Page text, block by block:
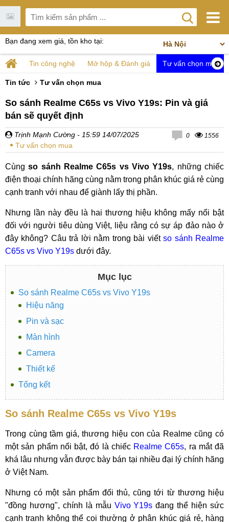
Bạn đang xem giá, tồn kho tại:
Tin công nghệ Mở hộp & Đánh giá Tư vấn chọn mua
Tin tức Tư vấn chọn mua
So sánh Realme C65s vs Vivo Y19s: Pin và giá
bán sẽ quyết định
Trịnh Mạnh Cường - 15:59 14/07/2025
Tư vấn chọn mua
0 1556
Cùngso sánh Realme C65s vs Vivo Y19s, những chiếc
điện thoại chính hãng cùng nằm trong phân khúc giá rẻ cùng
cạnh tranh với nhau để giành lấy thị phần.
Nhưng lần này đều là hai thương hiệu không mấy nổi bật
đối với người tiêu dùng Việt, liệu rằng có sự áp đảo nào ở
đây không? Câu trả lời nằm trong bài viếtso sánh Realme
C65s vs Vivo Y19s dưới đây.
Mục lục
So sánh Realme C65s vs Vivo Y19s
Hiệu năng
Pin và sạc
Màn hình
Camera
Thiết kế
Tổng kết
So sánh Realme C65s vs Vivo Y19s
Trong cùng tầm giá, thương hiệu con của Realme cũng có
một sản phẩm nổi bật, đó là chiếc Realme C65s, ra mắt đã
khá lâu nhưng vẫn được bày bán tại nhiều đại lý chính hãng
ở Việt Nam.
Nhưng có một sản phẩm đối thủ, cũng tới từ thương hiệu
"đồng hương", chính là mẫu Vivo Y19s đang thể hiện sức
cạnh tranh không thể coi thường ở phân khúc giá rẻ, hàng